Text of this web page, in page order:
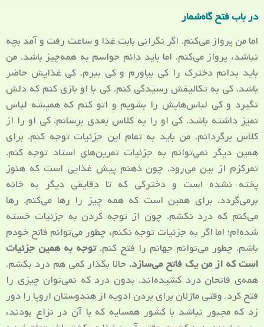
در باب فتح گاه‌شمار
اما من پرواز می‌کنم. اگر نگرانی بابت غذا و ساعت رفت و آمد بچه
نباشد، پرواز می‌کنم. اما باید دائم حواسم به همه‌چیز باشد. من
باید بدانم دخترک را کی بیاورم و کی ببرم. کی غذایش حاضر
باشد. کی به تکالیفش رسیدگی کنم. کی با او بازی کنم که دلش
نگیرد و کی لباس‌هایش را بشویم و اتو کنم که همیشه لباس
تمیز داشته باشد. کی او را به کلاس بعدی برسانم. کی او را از
کلاس برگردانم. من باید به تمام این جزئیات توجه کنم. برای
همین دیگر نمی‌توانم به جزئیات تمرین‌های استاد توجه کنم.
تمرکزم از بین می‌رود. چون ذهنم پیش غذایی است که هنوز
پخته نشده است و دخترکی که تا دقایقی دیگر به خانه
برمی‌گردد. برای همین است که همه چیز را رها می‌کنم. رها
می‌کنم که درد نکشم. چون از توجه کردن به جزئیات خسته
شده‌ام؛ اما اگر به جزئیات توجه نکنم، چطور می‌توانم فاتح خودم
باشم. چطور می‌توانم جهانم را فتح کنم.توجه به همین جزئیات
است که از من یک فاتح می‌سازد. حالا بگذار کمی هم درد بکشم.
همه‌ی فاتحان درد کشیده‌اند. بدون درد که نمی‌توان چیزی را
فتح کرد. وقتی ماژلان برای بردن ادویه از هندوستان اروپا را دور
زد که مجبور نباشد با کشور همسایه که با آن در نزاع بودند،